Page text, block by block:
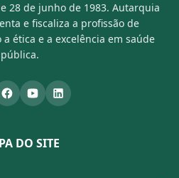
28 de junho de 1983. Autarquia
e fiscaliza a profissão de
ética e a excelência em saúde
pública.
DO SITE